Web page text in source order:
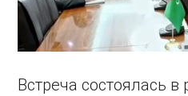
Встреча состоялась в